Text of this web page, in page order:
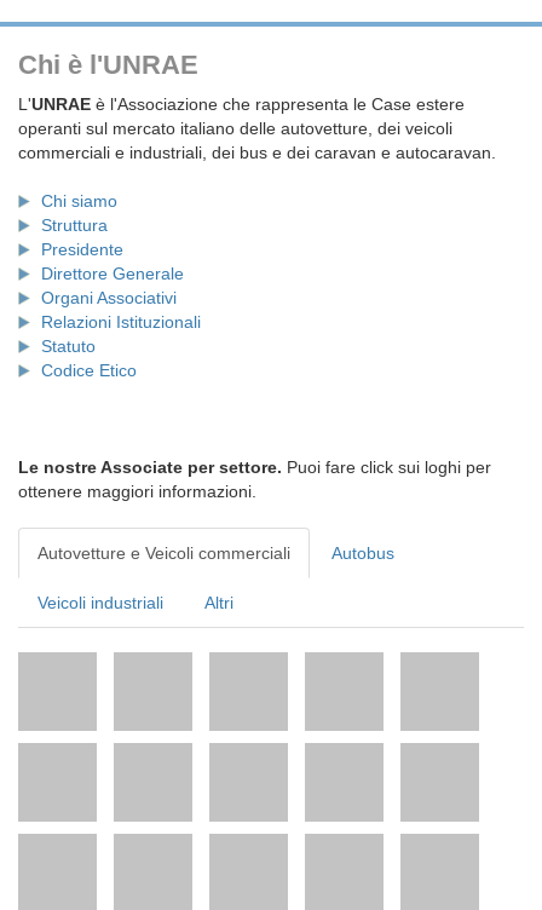
Chi è l'UNRAE
L'UNRAE è l'Associazione che rappresenta le Case estere
operanti sul mercato italiano delle autovetture, dei veicoli
commerciali e industriali, dei bus e dei caravan e autocaravan.
Chi siamo
Struttura
Presidente
Direttore Generale
Organi Associativi
Relazioni Istituzionali
Statuto
Codice Etico
Le nostre Associate per settore. Puoi fare click sui loghi per
ottenere maggiori informazioni.
Autovetture e Veicoli commerciali Autobus
Veicoli industriali Altri